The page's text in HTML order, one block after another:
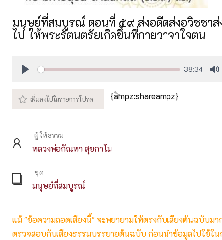
มนุษย์ที่สมบูรณ์ ตอนที่ ๕๙ ส่งอดีตส่งอวิชชาส่
ไป ให้พระรัตนตรัยเกิดขึ้นที่กายวาจาใจตน
38:34
{ampz:shareampz}
ผู้ให้ธรรม
หลวงพ่อกัณหา สุขกาโม
ชุด
มนุษย์ที่สมบูรณ์
แม้ "ข้อความถอดเสียงนี้" จะพยายามให้ตรงกับเสียงต้นฉบับม
ตรวจสอบกับเสียงธรรมบรรยายต้นฉบับ ก่อนนำข้อมูลไปใช้ใน